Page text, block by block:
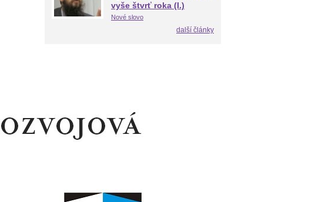
vyše štvrť roka (I.)
Nové slovo
další články